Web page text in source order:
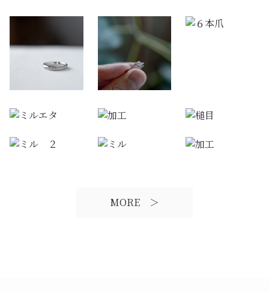
MORE ＞